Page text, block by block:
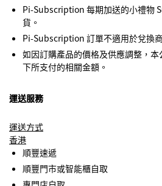
Pi-Subscription 每期加送的小禮物
貨。
Pi-Subscription 訂單不適用於兌換
如因訂購產品的價格及供應調整，
下所支付的相關金額。
運送服務
運送方式
香港
順豐速遞
順豐門市或智能櫃自取